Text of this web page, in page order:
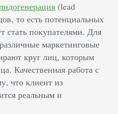
(lead
то есть потенциальных
стать покупателями. Для
маркетинговые
круг лиц, которым
Качественная работа с
что клиент из
реальным и